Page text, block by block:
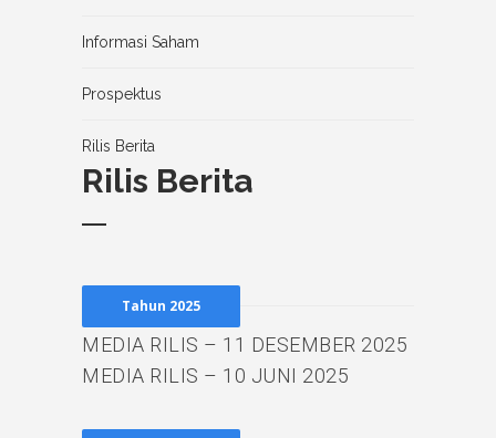
Informasi Saham
Prospektus
Rilis Berita
Rilis Berita
Tahun 2025
MEDIA RILIS – 11 DESEMBER 2025
MEDIA RILIS – 10 JUNI 2025